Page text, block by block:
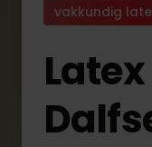
vakkundig